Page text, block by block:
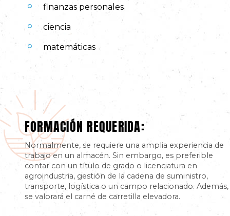
finanzas personales
ciencia
matemáticas
FORMACIÓN REQUERIDA:
Normalmente, se requiere una amplia experiencia de
trabajo en un almacén. Sin embargo, es preferible
contar con un título de grado o licenciatura en
agroindustria, gestión de la cadena de suministro,
transporte, logística o un campo relacionado. Además,
se valorará el carné de carretilla elevadora.